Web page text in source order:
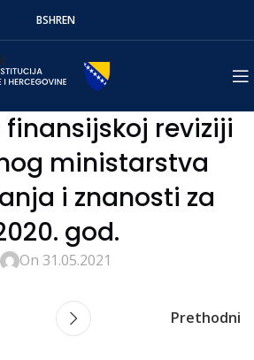
BSHREN
finansijskoj reviziji
ministarstva
i znanosti za
god.
On 31.05.2021
Prethodni